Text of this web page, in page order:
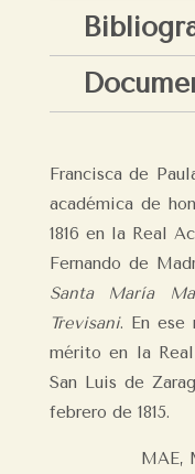
Francisca de
académica de
1816 en la Real
Fernando de
Santa María
Trevisani. En ese
mérito en la
San Luis de
febrero de 1815.
MAE,